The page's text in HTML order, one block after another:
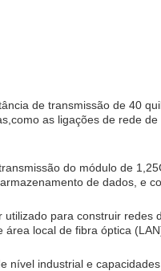
de transmissão de 40
as ligações de rede
do módulo de
de dados, e
para construir
local de fibra óptica
nível industrial e